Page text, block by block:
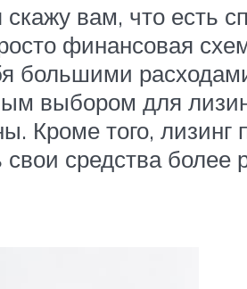
вам, что есть
финансовая
большими
выбором для
Кроме того, лизинг
средства более